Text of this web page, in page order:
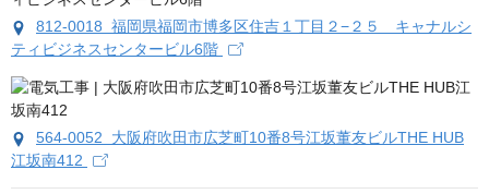
812-0018 福岡県福岡市博多区住吉１丁目２−２５ キャナルシ
ティビジネスセンタービル6階
564-0052 大阪府吹田市広芝町10番8号江坂董友ビルTHE HUB
江坂南412